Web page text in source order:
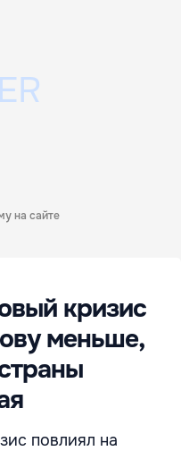
на сайте
кризис
меньше,
повлиял на